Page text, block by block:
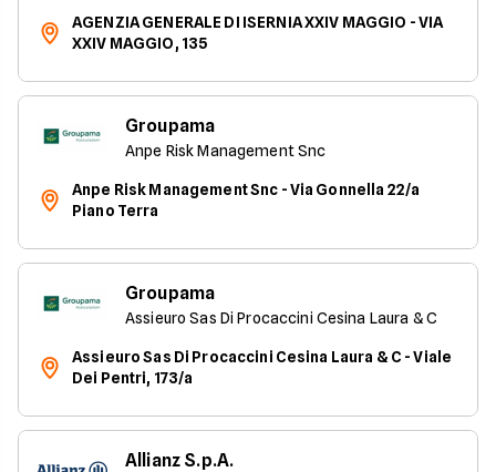
AGENZIA GENERALE DI ISERNIA XXIV MAGGIO - VIA
XXIV MAGGIO, 135
Groupama
Anpe Risk Management Snc
Anpe Risk Management Snc - Via Gonnella 22/a
Piano Terra
Groupama
Assieuro Sas Di Procaccini Cesina Laura & C
Assieuro Sas Di Procaccini Cesina Laura & C - Viale
Dei Pentri, 173/a
Allianz S.p.A.